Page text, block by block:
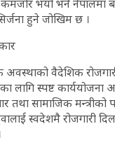
कमजोर भयो भने नेपालमा
हुने जोखिम छ ।
अवस्थाको वैदेशिक
लागि स्पष्ट
तथा सामाजिक मन्त्रीको
स्वदेशमै रोजगारी